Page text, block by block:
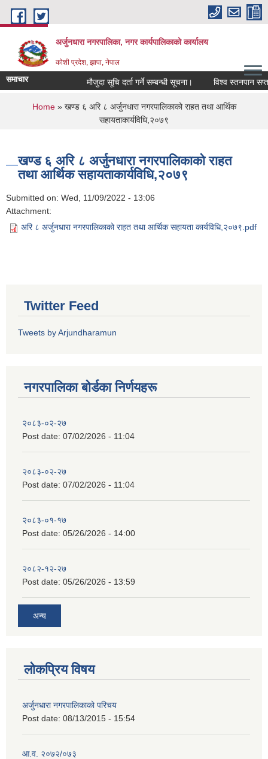
Skip to main content
अर्जुनधारा नगरपालिका, नगर कार्यपालिकाको कार्यालय
कोशी प्रदेश, झापा, नेपाल
समाचार मौजुदा सूचि दर्ता गर्ने सम्बन्धी सूचना। विश्व स्तनपान
You are here
Home» खण्ड ६ अरि ८ अर्जुनधारा नगरपालिकाको राहत तथा आर्थिक
सहायताकार्यविधि,२०७९
खण्ड ६ अरि ८ अर्जुनधारा नगरपालिकाको राहत
तथा आर्थिक सहायताकार्यविधि,२०७९
Submitted on: Wed, 11/09/2022 - 13:06
Attachment:
अरि ८ अर्जुनधारा नगरपालिकाको राहत तथा आर्थिक सहायता कार्यविधि,२०७९.pdf
Twitter Feed
Tweets by Arjundharamun
नगरपालिका बाेर्डका निर्णयहरू
२०८३-०२-२७
Post date: 07/02/2026 - 11:04
२०८३-०२-२७
Post date: 07/02/2026 - 11:04
२०८३-०१-१७
Post date: 05/26/2026 - 14:00
२०८२-१२-२७
Post date: 05/26/2026 - 13:59
अन्य
लोकप्रिय विषय
अर्जुनधारा नगरपालिकाको परिचय
Post date: 08/13/2015 - 15:54
आ.व. २०७२/०७३